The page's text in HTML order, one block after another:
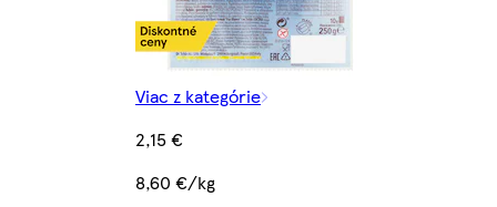
Viac z kategórie
2,15 €
8,60 €/kg